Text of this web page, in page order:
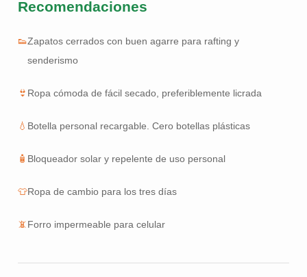
Recomendaciones
👟Zapatos cerrados con buen agarre para rafting y
senderismo
👙 Ropa cómoda de fácil secado, preferiblemente licrada
💧 Botella personal recargable. Cero botellas plásticas
🧴 Bloqueador solar y repelente de uso personal
👕Ropa de cambio para los tres días
📵Forro impermeable para celular